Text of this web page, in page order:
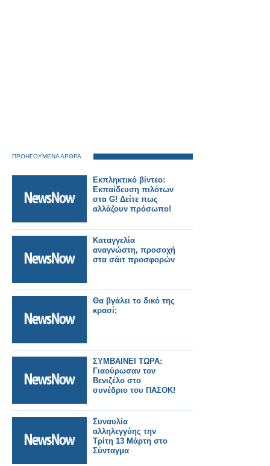
ΠΡΟΗΓΟΥΜΕΝΑ ΑΡΘΡΑ
Εκπληκτικό βίντεο:
Εκπαίδευση πιλότων
στα G! Δείτε πως
αλλάζουν πρόσωπο!
Καταγγελία
αναγνώστη, προσοχή
στα σάιτ προσφορών
Θα βγάλει το δικό της
κρασί;
ΣΥΜΒΑΙΝΕΙ ΤΩΡΑ:
Γιαούρωσαν τον
Βενιζέλο στο
συνέδριο του ΠΑΣΟΚ!
Συναυλία
αλληλεγγύης την
Τρίτη 13 Μάρτη στο
Σύνταγμα